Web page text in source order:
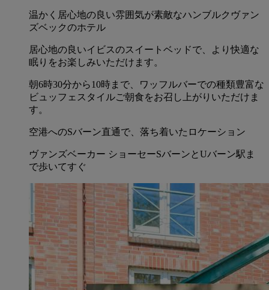
温かく居心地の良い雰囲気が素敵なハンブルクヴァン
ズベックのホテル
居心地の良いイビスのスイートベッドで、より快適な
眠りをお楽しみいただけます。
朝6時30分から10時まで、ワッフルバーでの種類豊富な
ビュッフェスタイルご朝食をお召し上がりいただけま
す。
空港へのSバーン直通で、落ち着いたロケーション
ヴァンズベーカー ショーセーSバーンとUバーン駅ま
で歩いてすぐ